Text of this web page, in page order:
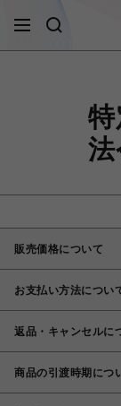
販売価格について
お支払い方法につい
返品・キャンセルに
商品の引渡時期につ